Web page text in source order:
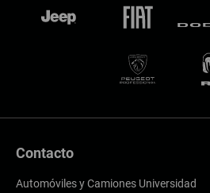
Contacto
Automóviles y Camiones Universidad